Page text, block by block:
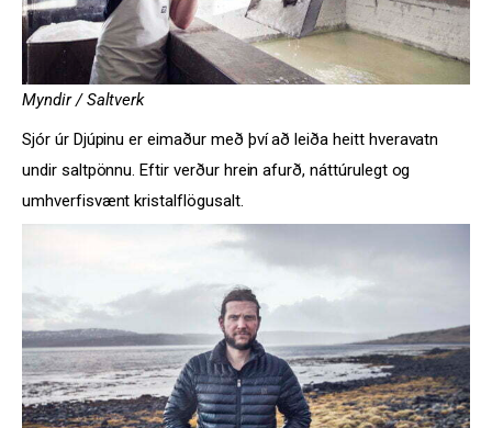
Myndir / Saltverk
Sjór úr Djúpinu er eimaður með því að leiða heitt hveravatn
undir saltpönnu. Eftir verður hrein afurð, náttúrulegt og
umhverfisvænt kristalflögusalt.